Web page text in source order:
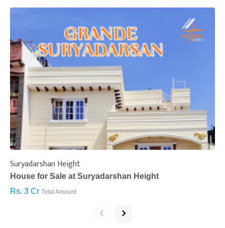
Suryadarshan Height
House for Sale at Suryadarshan Height
Rs. 3 Cr Total Amount
‹ ›